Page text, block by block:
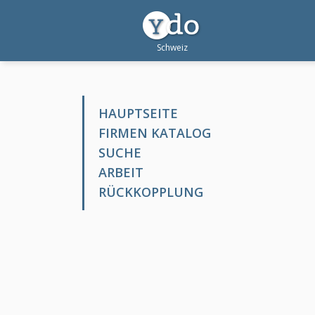
HAUPTSEITE
FIRMEN KATALOG
SUCHE
ARBEIT
RÜCKKOPPLUNG